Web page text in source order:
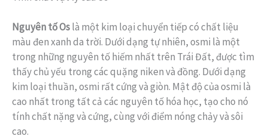
Nguyên tố Oslà một kim loại chuyển tiếp có chất liệu
màu đen xanh da trời. Dưới dạng tự nhiên, osmi là một
trong những nguyên tố hiếm nhất trên Trái Đất, được tìm
thấy chủ yếu trong các quặng niken và đồng. Dưới dạng
kim loại thuần, osmi rất cứng và giòn. Mật độ của osmi là
cao nhất trong tất cả các nguyên tố hóa học, tạo cho nó
tính chất nặng và cứng, cùng với điểm nóng chảy và sôi
cao.